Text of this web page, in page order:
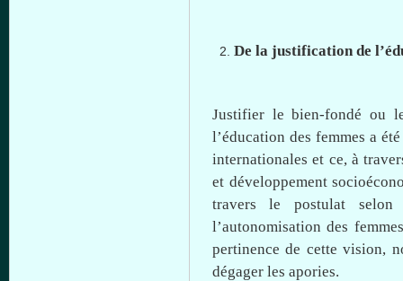
De la justification de
Justifier lebien-fondé ou
l’éducation des femmes a été
internationales et ce, à
et développement
travers le postulat
selon
l’autonomisation des femmes
pertinence de cette vision,
dégager les apories.